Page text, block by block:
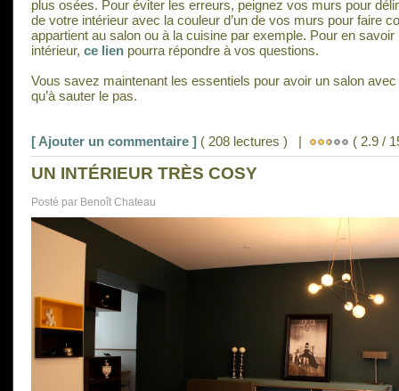
plus osées. Pour éviter les erreurs, peignez vos murs pour
de votre intérieur avec la couleur d’un de vos murs pour faire
appartient au salon ou à la cuisine par exemple. Pour en
intérieur, ce lien pourra répondre à vos questions.
Vous savez maintenant les essentiels pour avoir un salon
qu’à sauter le pas.
[ Ajouter un commentaire ] ( 208 lectures ) | ( 2.9 /
UN INTÉRIEUR TRÈS COSY
Posté par Benoît Chateau